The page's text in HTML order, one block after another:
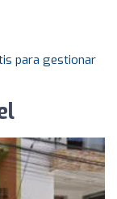
para gestionar